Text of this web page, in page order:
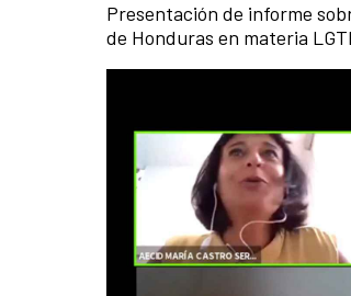
Presentación de informe
de Honduras en materia